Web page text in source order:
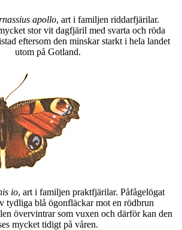
apollo, art i familjen riddarfjärilar.
stor vit dagfjäril med svarta och röda
eftersom den minskar starkt i hela landet
utom på Gotland.
io, art i familjen praktfjärilar. Påfågelögat
tydliga blå ögonfläckar mot en rödbrun
övervintrar som vuxen och därför kan den
mycket tidigt på våren.